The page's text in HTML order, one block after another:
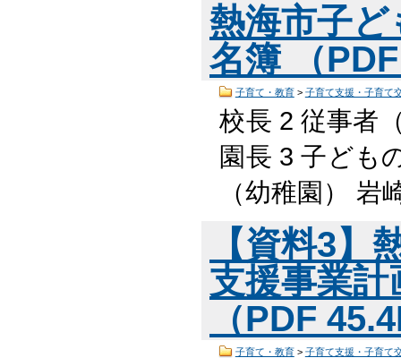
熱海市子ど
名簿 （
子育て・教育> 子育て支援・子育て
校長 2 従事者
園長 3 子ども
（幼稚園）
【資料3】
支援事業
（PDF
子育て・教育> 子育て支援・子育て